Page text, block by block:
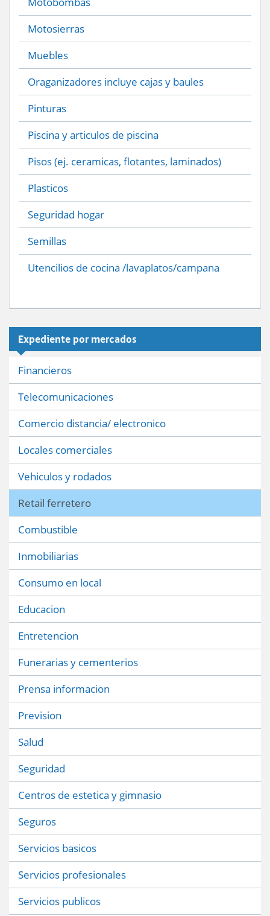
Motosierras
Muebles
Oraganizadores incluye cajas y baules
Pinturas
Piscina y articulos de piscina
Pisos (ej. ceramicas, flotantes, laminados)
Plasticos
Seguridad hogar
Semillas
Utencilios de cocina /lavaplatos/campana
Expediente por mercados
Financieros
Telecomunicaciones
Comercio distancia/ electronico
Locales comerciales
Vehiculos y rodados
Retail ferretero
Combustible
Inmobiliarias
Consumo en local
Educacion
Entretencion
Funerarias y cementerios
Prensa informacion
Prevision
Salud
Seguridad
Centros de estetica y gimnasio
Seguros
Servicios basicos
Servicios profesionales
Servicios publicos